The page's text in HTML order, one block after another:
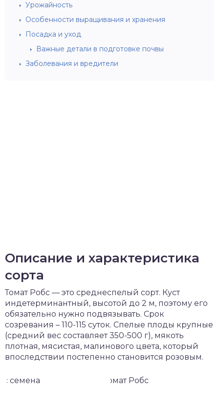
Урожайность
Особенности выращивания и хранения
Посадка и уход
Важные детали в подготовке почвы
Заболевания и вредители
Описание и характеристика
сорта
Томат Робс — это среднеспелый сорт. Куст
индетерминантный, высотой до 2 м, поэтому его
обязательно нужно подвязывать. Срок
созревания – 110-115 суток. Спелые плоды крупные
(средний вес составляет 350-500 г), мякоть
плотная, мясистая, малинового цвета, который
впоследствии постепенно становится розовым.